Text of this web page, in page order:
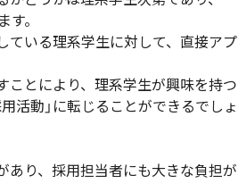
す。
ている理系学生に対して、直接アプ
ことにより、理系学生が興味を持つ
活動」に転じることができるでしょ
あり、採用担当者にも大きな負担が